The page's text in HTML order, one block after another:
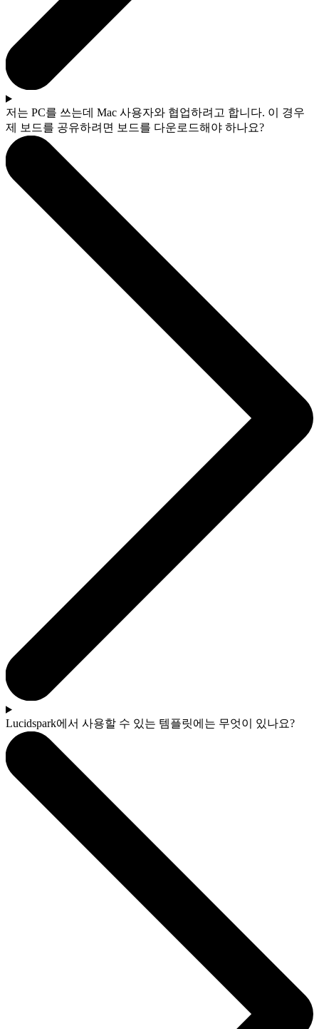
저는 PC를 쓰는데 Mac 사용자와 협업하려고 합니다. 이 경우
제 보드를 공유하려면 보드를 다운로드해야 하나요?
Lucidspark에서 사용할 수 있는 템플릿에는 무엇이 있나요?